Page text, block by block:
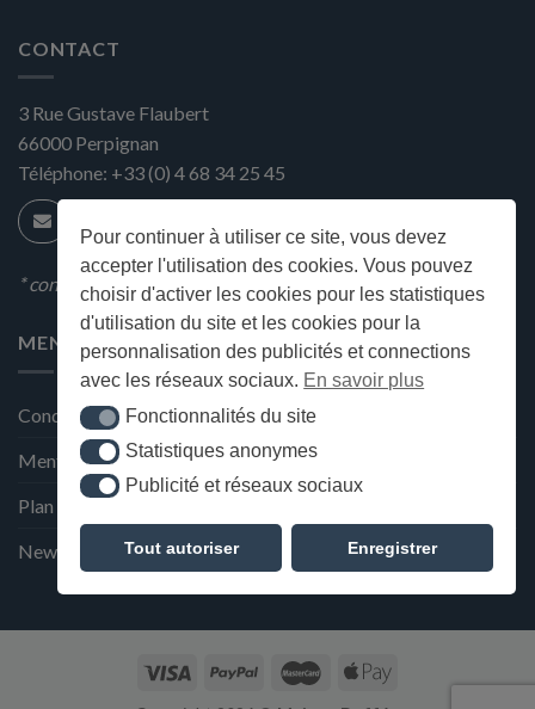
Pour continuer à utiliser ce site, vous devez
accepter l'utilisation des cookies. Vous pouvez
choisir d'activer les cookies pour les statistiques
d'utilisation du site et les cookies pour la
personnalisation des publicités et connections
avec les réseaux sociaux. En savoir plus
Fonctionnalités du site
Fonctionnalités du site
Statistiques anonymes
Statistiques anonymes
Publicité et réseaux sociaux
Publicité et réseaux sociaux
Tout autoriser Enregistrer
CONTACT
3 Rue Gustave Flaubert
66000 Perpignan
Téléphone: +33 (0) 4 68 34 25 45
* condition en magasin
MENU
Conditions générales de ventes
Mentions Légales et Politique de confidentialité
Plan du site
Newsletter de la Maison Deffès